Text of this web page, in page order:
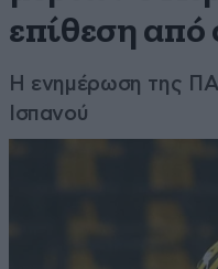
επίθεση από
Η ενημέρωση της
Ισπανού